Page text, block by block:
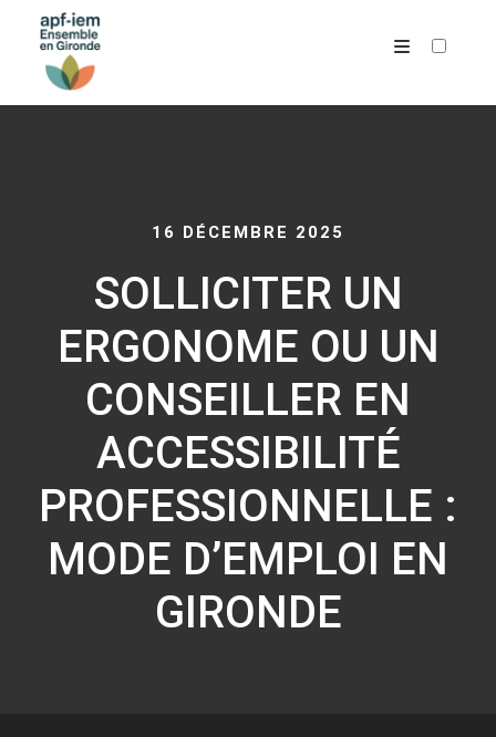
16 DÉCEMBRE 2025
SOLLICITER UN
ERGONOME OU UN
CONSEILLER EN
ACCESSIBILITÉ
PROFESSIONNELLE :
MODE D’EMPLOI EN
GIRONDE